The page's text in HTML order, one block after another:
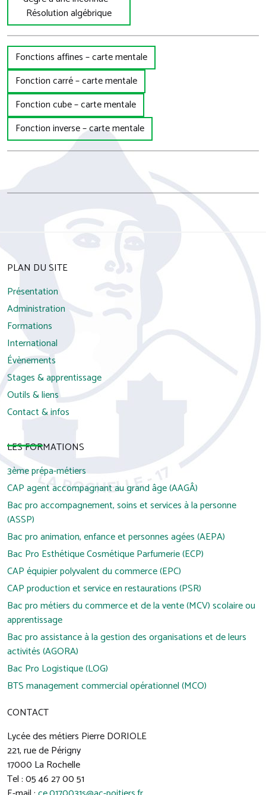
Résolution algébrique
Fonctions affines – carte mentale
Fonction carré – carte mentale
Fonction cube – carte mentale
Fonction inverse – carte mentale
PLAN DU SITE
Présentation
Administration
Formations
International
Évènements
Stages & apprentissage
Outils & liens
Contact & infos
LES FORMATIONS
3ème prépa-métiers
CAP agent accompagnant au grand âge (AAGÂ)
Bac pro accompagnement, soins et services à la personne
(ASSP)
Bac pro animation, enfance et personnes agées (AEPA)
Bac Pro Esthétique Cosmétique Parfumerie (ECP)
CAP équipier polyvalent du commerce (EPC)
CAP production et service en restaurations (PSR)
Bac pro métiers du commerce et de la vente (MCV) scolaire ou
apprentissage
Bac pro assistance à la gestion des organisations et de leurs
activités (AGORA)
Bac Pro Logistique (LOG)
BTS management commercial opérationnel (MCO)
CONTACT
Lycée des métiers Pierre DORIOLE
221, rue de Périgny
17000 La Rochelle
Tel : 05 46 27 00 51